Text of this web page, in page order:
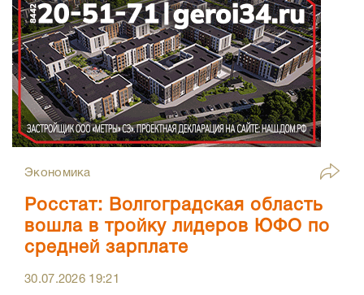
Экономика
Росстат: Волгоградская область
вошла в тройку лидеров ЮФО по
средней зарплате
30.07.2026 19:21